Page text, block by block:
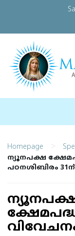
Homepage >
ന്യൂനപക്ഷ
പഠനശിബിരം 31ന്